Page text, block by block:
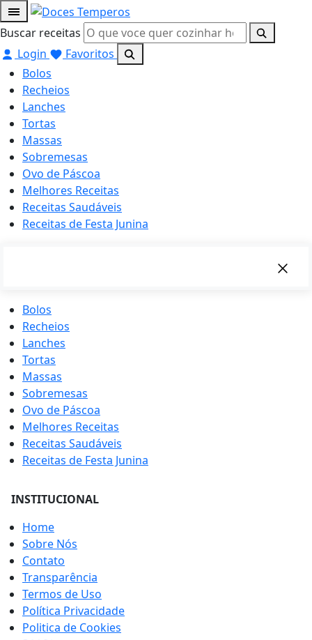
Buscar receitas
Login
Favoritos
Bolos
Recheios
Lanches
Tortas
Massas
Sobremesas
Ovo de Páscoa
Melhores Receitas
Receitas Saudáveis
Receitas de Festa Junina
Bolos
Recheios
Lanches
Tortas
Massas
Sobremesas
Ovo de Páscoa
Melhores Receitas
Receitas Saudáveis
Receitas de Festa Junina
INSTITUCIONAL
Home
Sobre Nós
Contato
Transparência
Termos de Uso
Política Privacidade
Politica de Cookies